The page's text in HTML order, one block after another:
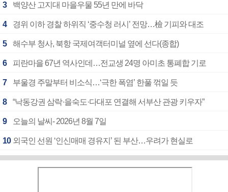
3 백양산 고지대 마을우물 55년 만에 바닥
4 경위 이하 경찰 하위직 ‘중수청 러시’ 전망…檢 기피와 대조
5 해수부 청사, 북항 국제여객터미널 옆에 선다(종합)
6 피란마을 67년 역사인데…전교생 24명 아미초 통폐합 기로
7 부울경 주말부터 비소식…‘극한 폭염’ 한풀 꺾일 듯
8 “낙동강권 삼락·을숙도·다대포 연결해 서부산 관광 키우자”
9 오늘의 날씨- 2026년 8월 7일
10 외국인 선원 ‘인신매매 경유지’ 된 부산…우려가 현실로